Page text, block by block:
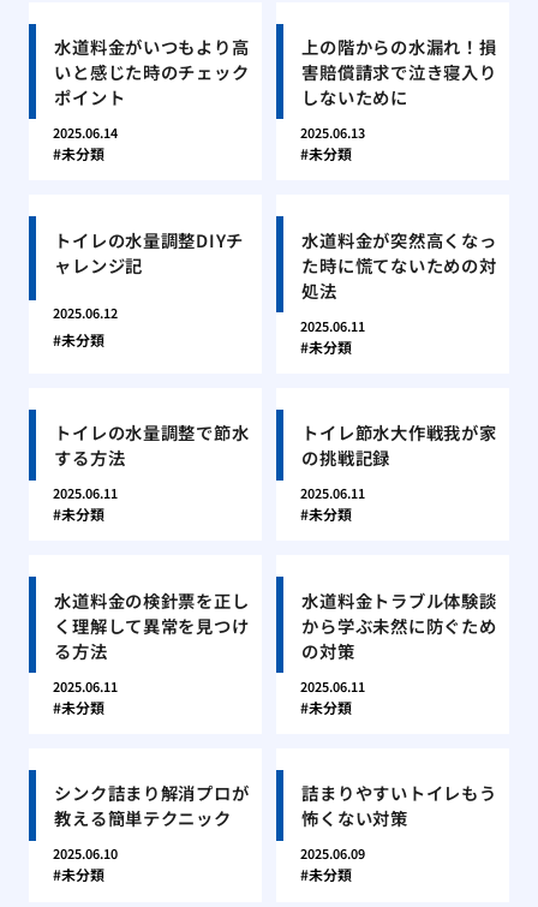
水道料金がいつもより高
いと感じた時のチェック
ポイント
2025.06.14
未分類
上の階からの水漏れ！損
害賠償請求で泣き寝入り
しないために
2025.06.13
未分類
トイレの水量調整DIYチ
ャレンジ記
2025.06.12
未分類
水道料金が突然高くなっ
た時に慌てないための対
処法
2025.06.11
未分類
トイレの水量調整で節水
する方法
2025.06.11
未分類
トイレ節水大作戦我が家
の挑戦記録
2025.06.11
未分類
水道料金の検針票を正し
く理解して異常を見つけ
る方法
2025.06.11
未分類
水道料金トラブル体験談
から学ぶ未然に防ぐため
の対策
2025.06.11
未分類
シンク詰まり解消プロが
教える簡単テクニック
2025.06.10
未分類
詰まりやすいトイレもう
怖くない対策
2025.06.09
未分類